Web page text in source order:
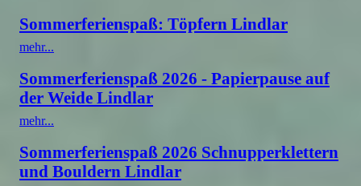
Sommerferienspaß: Töpfern Lindlar
mehr...
Sommerferienspaß 2026 - Papierpause auf
der Weide Lindlar
mehr...
Sommerferienspaß 2026 Schnupperklettern
und Bouldern Lindlar